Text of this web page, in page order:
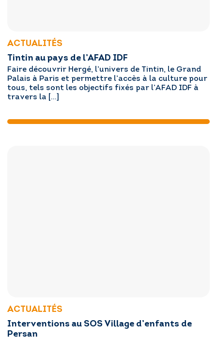
ACTUALITÉS
Tintin au pays de l’AFAD IDF
Faire découvrir Hergé, l’univers de Tintin, le Grand
Palais à Paris et permettre l’accès à la culture pour
tous, tels sont les objectifs fixés par l’AFAD IDF à
travers la […]
ACTUALITÉS
Interventions au SOS Village d’enfants de
Persan